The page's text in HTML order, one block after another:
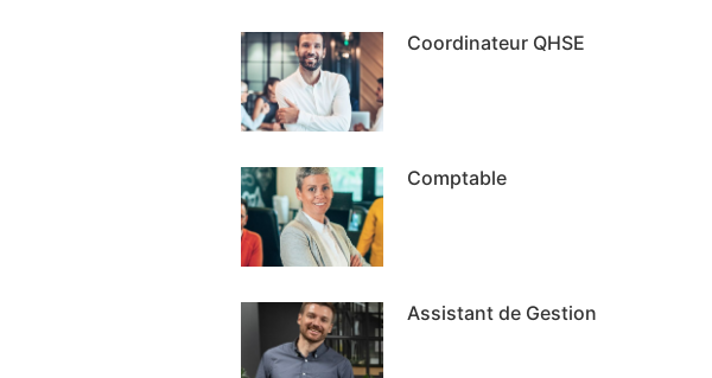
Coordinateur QHSE
Comptable
Assistant de Gestion